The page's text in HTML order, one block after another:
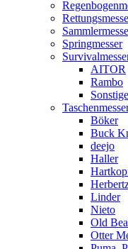
Springmesser
AITOR
Rambo
Sonstige
Böker
Buck
deejo
Haller
Linder
Nieto
Old
Otter